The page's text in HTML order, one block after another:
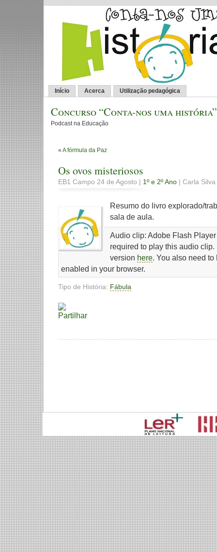
Início Acerca Utilização pedagógica
Concurso “Conta-nos uma história”
Podcast na Educação
« A fórmula da Paz
Os ovos misteriosos
EB1 Campo 24 de Agosto | 1º e 2º Ano | Carla
Resumo do livro explorado/
sala de aula.
Audio clip: Adobe Flash
required to play this audio
version here. You also need
enabled in your browser.
Tipo de História: Fábula